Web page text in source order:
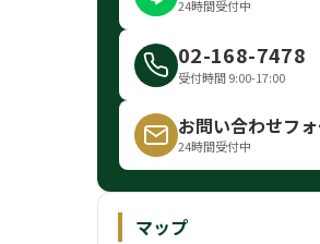
24時間受付中
02-168-7478
受付時間 9:00-17:00
お問い合わせフ
24時間受付中
マップ